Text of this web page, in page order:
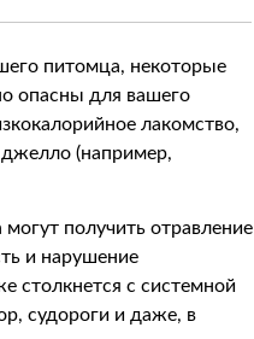
питомца, некоторые
опасны для вашего
лакомство,
(например,
получить отравление
и нарушение
столкнется с системной
судороги и даже, в